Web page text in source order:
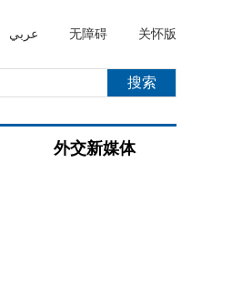
عربي 无障碍 关怀版
外交新媒体